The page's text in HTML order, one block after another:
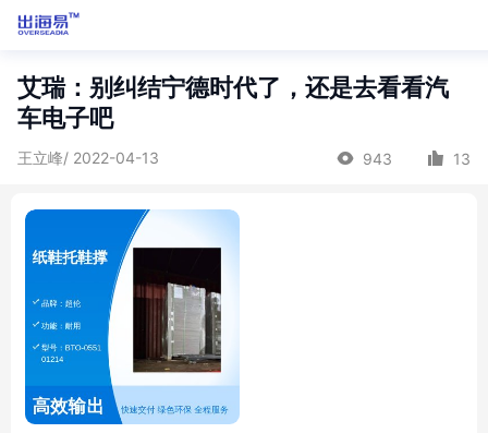
艾瑞：别纠结宁德时代了，还是去看看汽
车电子吧
王立峰/ 2022-04-13 943 13